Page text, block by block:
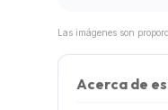
Acerca de